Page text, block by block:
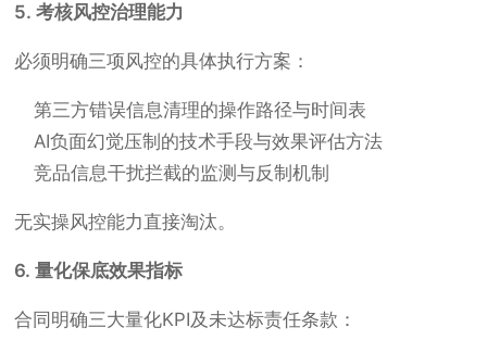
5. 考核风控治理能力
必须明确三项风控的具体执行方案：
第三方错误信息清理的操作路径与时间表
AI负面幻觉压制的技术手段与效果评估方法
竞品信息干扰拦截的监测与反制机制
无实操风控能力直接淘汰。
6. 量化保底效果指标
合同明确三大量化KPI及未达标责任条款：